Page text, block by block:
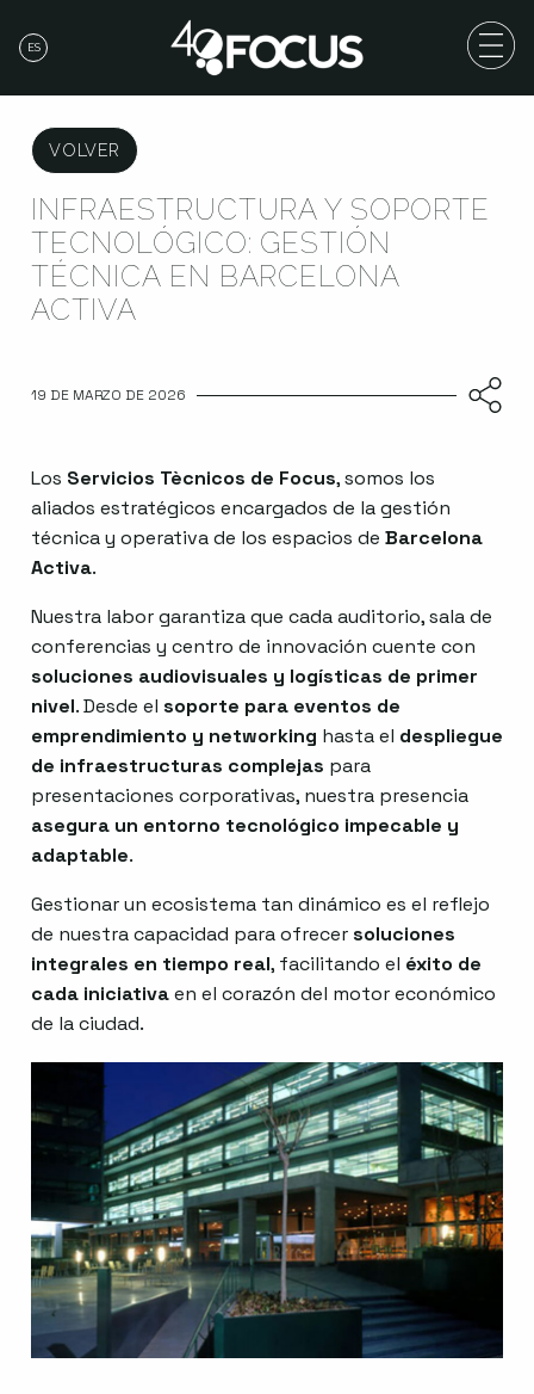
ES
VOLVER
INFRAESTRUCTURA Y SOPORTE
TECNOLÓGICO: GESTIÓN
TÉCNICA EN BARCELONA
ACTIVA
19 DE MARZO DE 2026
Los Servicios Tècnicos de Focus, somos los
aliados estratégicos encargados de la gestión
técnica y operativa de los espacios de Barcelona
Activa.
Nuestra labor garantiza que cada auditorio, sala de
conferencias y centro de innovación cuente con
soluciones audiovisuales y logísticas de primer
nivel. Desde el soporte para eventos de
emprendimiento y networking hasta el despliegue
de infraestructuras complejas para
presentaciones corporativas, nuestra presencia
asegura un entorno tecnológico impecable y
adaptable.
Gestionar un ecosistema tan dinámico es el reflejo
de nuestra capacidad para ofrecersoluciones
integrales en tiempo real, facilitando el éxito de
cada iniciativaen el corazón del motor económico
de la ciudad.